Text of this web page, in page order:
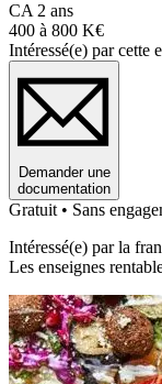
CA 2 ans
400 à 800 K€
Intéressé(e) par cette
Demander une
documentation
Gratuit • Sans
Intéressé(e) par la
Les enseignes